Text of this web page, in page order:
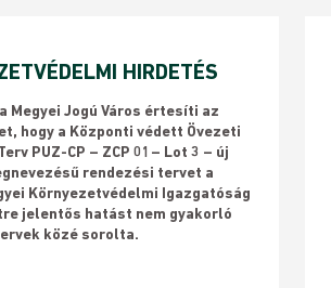
HIRDETÉS
Megyei Jogú Város értesíti az
hogy a Központi védett Övezeti
PUZ-CP – ZCP 01– Lot 3 – új
rendezési tervet a
Környezetvédelmi Igazgatóság
jelentős hatást nem gyakorló
közé sorolta.